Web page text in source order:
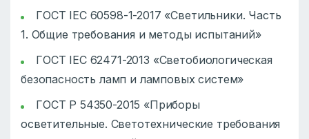
ГОСТ IEC 60598-1-2017 «Светильники. Часть
1. Общие требования и методы испытаний»
ГОСТ IEC 62471-2013 «Светобиологическая
безопасность ламп и ламповых систем»
ГОСТ Р 54350-2015 «Приборы
осветительные. Светотехнические требования